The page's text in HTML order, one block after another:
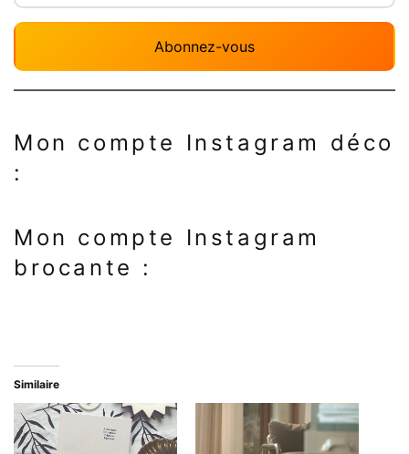
Abonnez-vous
Mon compte Instagram déco
:
Mon compte Instagram
brocante :
Similaire